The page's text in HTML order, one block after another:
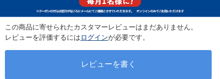
この商品に寄せられたカスタマーレビューはまだありません。
レビューを評価するにはログインが必要です。